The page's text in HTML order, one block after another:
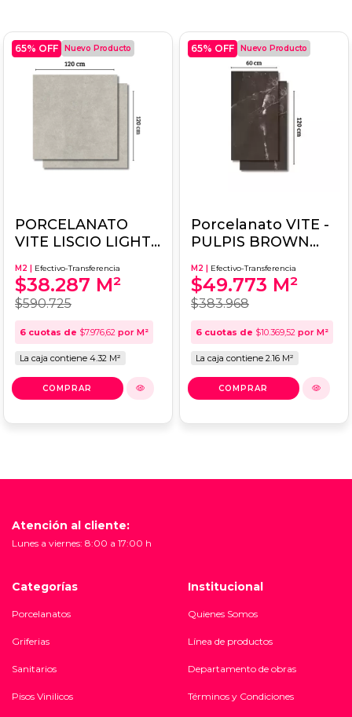
65% OFF Nuevo Producto
PORCELANATO
VITE LISCIO LIGHT
M2 | Efectivo-Transferencia
$38.287 M²
$590.725
6 cuotas de $7.976,62 por M²
La caja contiene 4.32 M²
65% OFF Nuevo Producto
Porcelanato VITE -
PULPIS BROWN
M2 | Efectivo-Transferencia
$49.773 M²
$383.968
6 cuotas de $10.369,52 por M²
La caja contiene 2.16 M²
Atención al cliente:
Lunes a viernes: 8:00 a 17:00 h
Categorías
Porcelanatos
Griferias
Sanitarios
Pisos Vinilicos
Institucional
Quienes Somos
Línea de productos
Departamento de obras
Términos y Condiciones